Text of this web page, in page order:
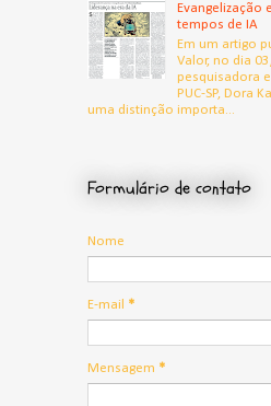
Evangelização
tempos de IA
Em um artigo
Valor, no dia
pesquisadora
PUC-SP, Dora
uma distinção importa...
Formulário de contato
Nome
E-mail *
Mensagem *